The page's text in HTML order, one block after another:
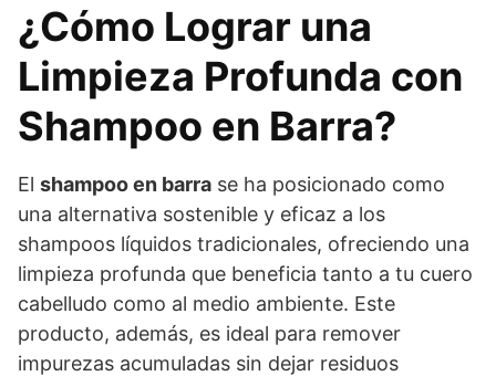
¿Cómo Lograr una
Limpieza Profunda con
Shampoo en Barra?
El shampoo en barra se ha posicionado como
una alternativa sostenible y eficaz a los
shampoos líquidos tradicionales, ofreciendo una
limpieza profunda que beneficia tanto a tu cuero
cabelludo como al medio ambiente. Este
producto, además, es ideal para remover
impurezas acumuladas sin dejar residuos